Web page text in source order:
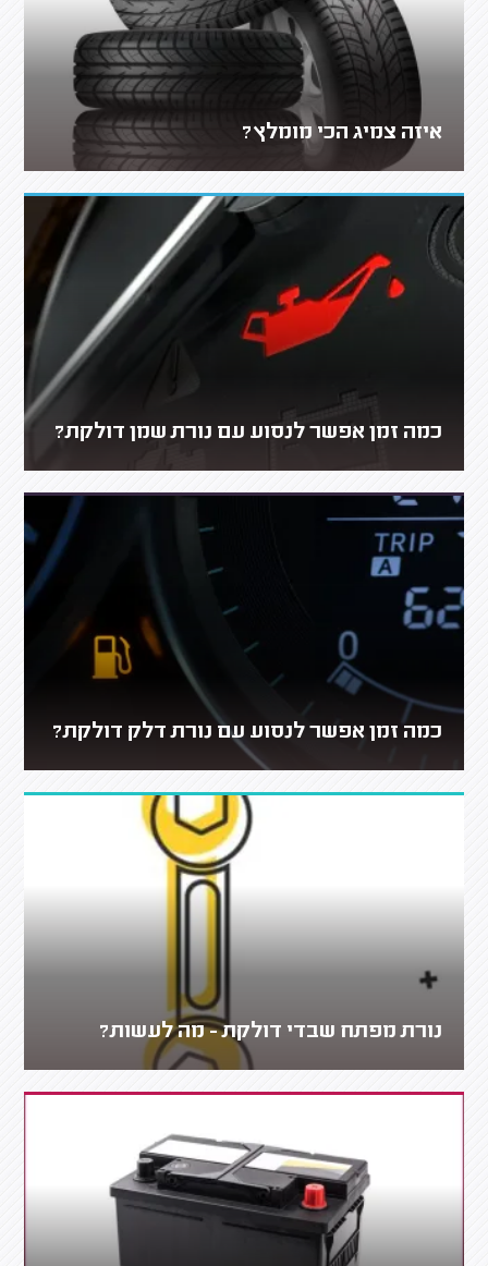
איזה צמיג הכי מומלץ?
כמה זמן אפשר לנסוע עם נורת שמן דולקת?
כמה זמן אפשר לנסוע עם נורת דלק דולקת?
נורת מפתח שבדי דולקת - מה לעשות?